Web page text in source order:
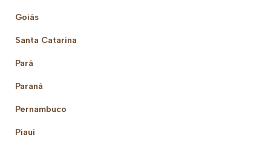
Goiás
Santa Catarina
Pará
Paraná
Pernambuco
Piauí